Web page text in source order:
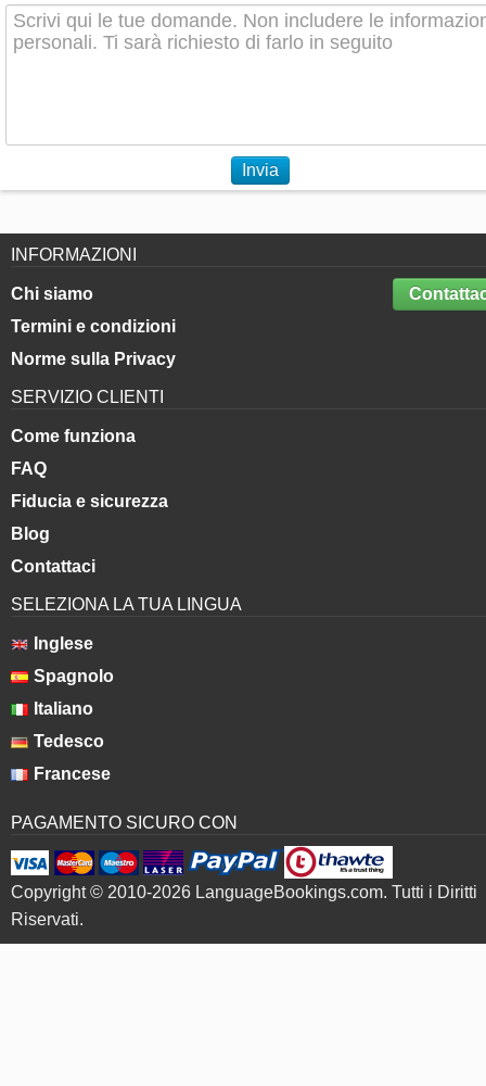
Invia
INFORMAZIONI
Chi siamo
Termini e condizioni
Norme sulla Privacy
SERVIZIO CLIENTI
Come funziona
FAQ
Fiducia e sicurezza
Blog
Contattaci
SELEZIONA LA TUA LINGUA
Inglese
Spagnolo
Italiano
Tedesco
Francese
PAGAMENTO SICURO CON
Copyright © 2010-2026 LanguageBookings.com. Tutti i Diritti
Riservati.